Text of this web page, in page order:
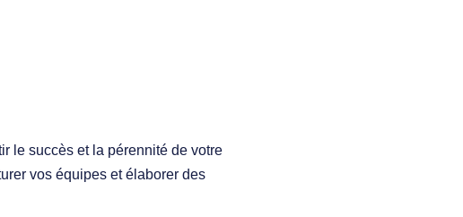
le succès et la pérennité de votre
vos équipes et élaborer des